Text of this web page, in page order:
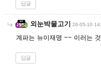
답글
외눈박물고기 26-05-10
계파는 뉴이재명 ~~ 이러는
답글